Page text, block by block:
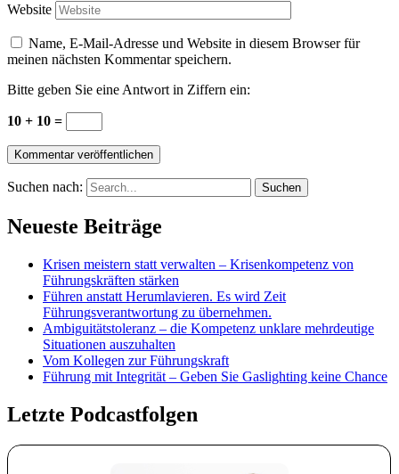
Website
Name, E-Mail-Adresse und Website in diesem Browser für
meinen nächsten Kommentar speichern.
Bitte geben Sie eine Antwort in Ziffern ein:
10 + 10 =
Suchen nach:
Neueste Beiträge
Krisen meistern statt verwalten – Krisenkompetenz von
Führungskräften stärken
Führen anstatt Herumlavieren. Es wird Zeit
Führungsverantwortung zu übernehmen.
Ambiguitätstoleranz – die Kompetenz unklare mehrdeutige
Situationen auszuhalten
Vom Kollegen zur Führungskraft
Führung mit Integrität – Geben Sie Gaslighting keine Chance
Letzte Podcastfolgen